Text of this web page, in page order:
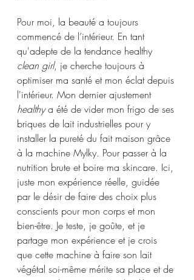
Pour moi, la beauté a toujours
commencé de l’intérieur. En tant
qu'adepte de la tendance healthy
clean girl, je cherche toujours à
optimiser ma santé et mon éclat depuis
l'intérieur. Mon dernier ajustement
healthy a été de vider mon frigo de ses
briques de lait industrielles pour y
installer la pureté du fait maison grâce
à la machine Mylky. Pour passer à la
nutrition brute et boire ma skincare. Ici,
juste mon expérience réelle, guidée
par le désir de faire des choix plus
conscients pour mon corps et mon
bien-être. Je teste, je goûte, et je
partage mon expérience et je crois
que cette machine à faire son lait
végétal soi-même mérite sa place et de